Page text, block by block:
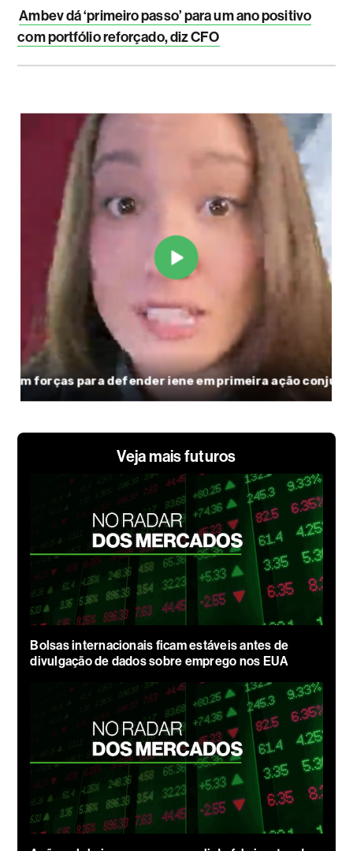
Ambev dá ‘primeiro passo’ para um ano positivo
com portfólio reforçado, diz CFO
Veja mais futuros
Bolsas internacionais ficam estáveis antes de
divulgação de dados sobre emprego nos EUA